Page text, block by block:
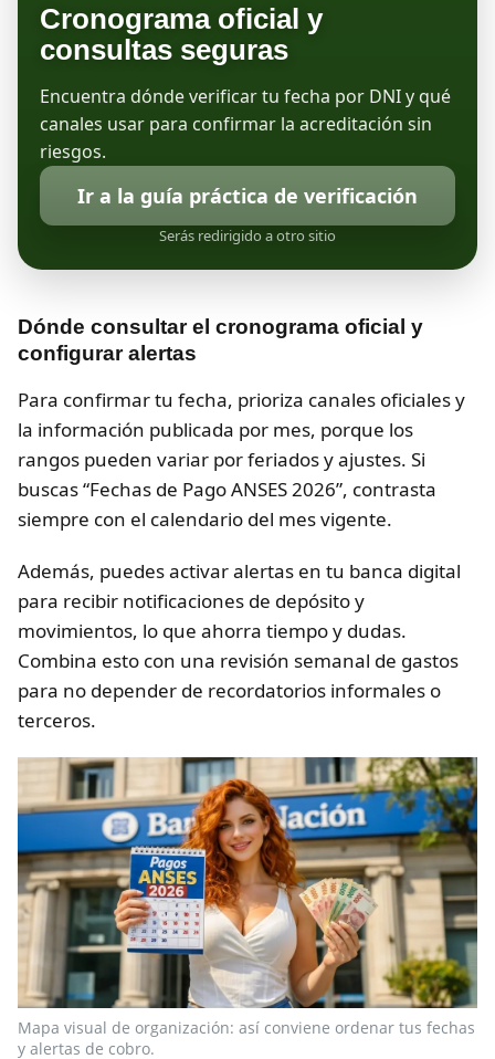
Cronograma oficial y
consultas seguras
Encuentra dónde verificar tu fecha por DNI y qué
canales usar para confirmar la acreditación sin
riesgos.
Ir a la guía práctica de verificación
Serás redirigido a otro sitio
Dónde consultar el cronograma oficial y
configurar alertas
Para confirmar tu fecha, prioriza canales oficiales y
la información publicada por mes, porque los
rangos pueden variar por feriados y ajustes. Si
buscas “Fechas de Pago ANSES 2026”, contrasta
siempre con el calendario del mes vigente.
Además, puedes activar alertas en tu banca digital
para recibir notificaciones de depósito y
movimientos, lo que ahorra tiempo y dudas.
Combina esto con una revisión semanal de gastos
para no depender de recordatorios informales o
terceros.
Mapa visual de organización: así conviene ordenar tus fechas
y alertas de cobro.